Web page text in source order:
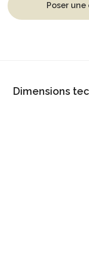
Poser
Dimensions